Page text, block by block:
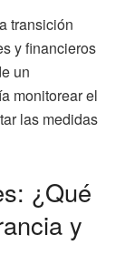
transición
y financieros
un
monitorear el
las medidas
¿Qué
y